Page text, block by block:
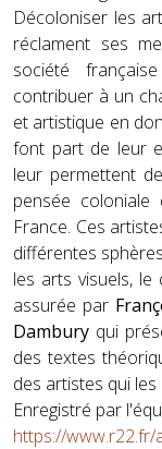
Décoloniser les
réclament ses
société
contribuer à un
et artistique en
font part de leur
leur permettent
pensée
France. Ces
différentes
les arts visuels, le
assurée par
Dambury qui
des textes
des artistes qui
Enregistré par
https://